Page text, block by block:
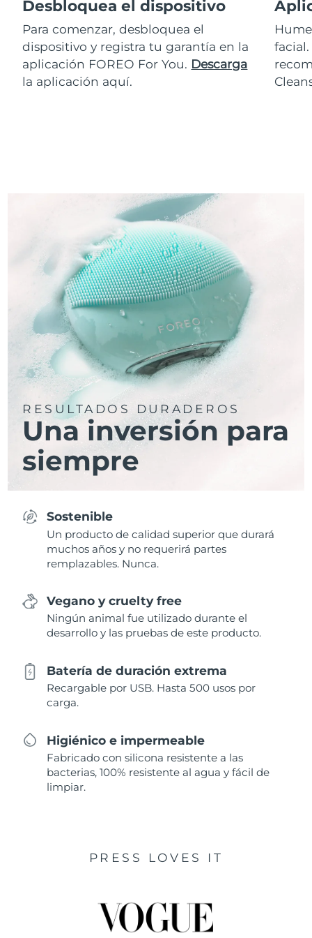
Desbloquea el dispositivo
Para comenzar, desbloquea el
dispositivo y registra tu garantía en la
aplicación FOREO For You. Descarga
la aplicación aquí.
RESULTADOS DURADEROS
Una inversión para
siempre
Sostenible
Un producto de calidad superior que durará
muchos años y no requerirá partes
remplazables. Nunca.
Vegano y cruelty free
Ningún animal fue utilizado durante el
desarrollo y las pruebas de este producto.
Batería de duración extrema
Recargable por USB. Hasta 500 usos por
carga.
Higiénico e impermeable
Fabricado con silicona resistente a las
bacterias, 100% resistente al agua y fácil de
limpiar.
PRESS LOVES IT